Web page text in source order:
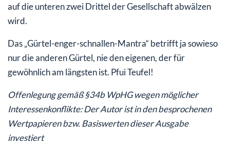
auf die unteren zwei Drittel der Gesellschaft abwälzen
wird.
Das „Gürtel-enger-schnallen-Mantra“ betrifft ja sowieso
nur die anderen Gürtel, nie den eigenen, der für
gewöhnlich am längsten ist. Pfui Teufel!
Offenlegung gemäß §34b WpHG wegen möglicher
Interessenkonflikte: Der Autor ist in den besprochenen
Wertpapieren bzw. Basiswerten dieser Ausgabe
investiert